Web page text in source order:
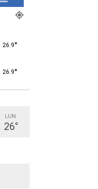
26.9°
26.9°
LUN
26°